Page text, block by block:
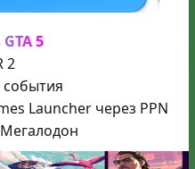
5
2
Launcher через PPN
Мегалодон